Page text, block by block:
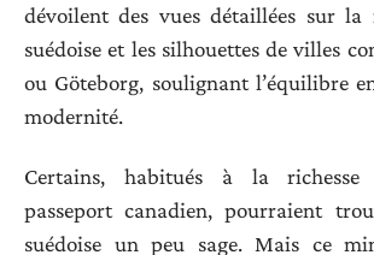
dévoilent des vues détaillées sur la
suédoise et les silhouettes de villes
ou Göteborg, soulignant l’équilibre
modernité.
Certains, habitués à la
passeport canadien, pourraient
suédoise un peu sage. Mais ce